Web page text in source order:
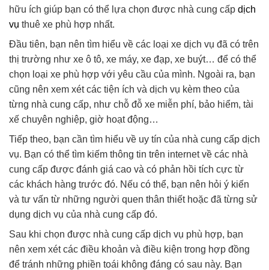
hữu ích giúp bạn có thể lựa chọn được nhà cung cấp dịch
vụ thuê xe phù hợp nhất.
Đầu tiên, bạn nên tìm hiểu về các loại xe dịch vụ đã có trên
thị trường như xe ô tô, xe máy, xe đạp, xe buýt… để có thể
chọn loại xe phù hợp với yêu cầu của mình. Ngoài ra, bạn
cũng nên xem xét các tiện ích và dịch vụ kèm theo của
từng nhà cung cấp, như chỗ đỗ xe miễn phí, bảo hiểm, tài
xế chuyên nghiệp, giờ hoạt động…
Tiếp theo, bạn cần tìm hiểu về uy tín của nhà cung cấp dịch
vụ. Bạn có thể tìm kiếm thông tin trên internet về các nhà
cung cấp được đánh giá cao và có phản hồi tích cực từ
các khách hàng trước đó. Nếu có thể, bạn nên hỏi ý kiến
và tư vấn từ những người quen thân thiết hoặc đã từng sử
dụng dịch vụ của nhà cung cấp đó.
Sau khi chọn được nhà cung cấp dịch vụ phù hợp, bạn
nên xem xét các điều khoản và điều kiện trong hợp đồng
để tránh những phiền toái không đáng có sau này. Bạn